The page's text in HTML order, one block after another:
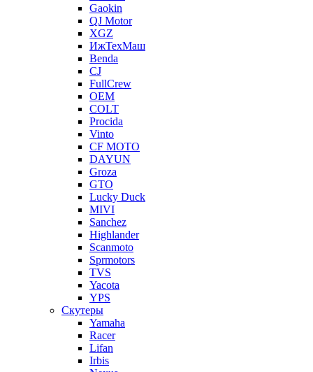
Gaokin
QJ Motor
XGZ
ИжТехМаш
Benda
CJ
FullCrew
OEM
COLT
Procida
Vinto
CF MOTO
DAYUN
Groza
GTO
Lucky Duck
MIVI
Sanchez
Highlander
Scanmoto
Sprmotors
TVS
Yacota
YPS
Скутеры
Yamaha
Racer
Lifan
Irbis